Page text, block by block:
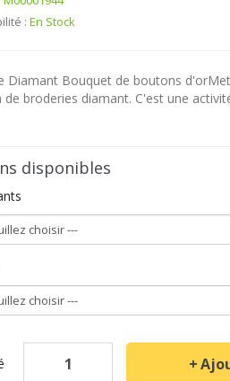
: En Stock
Diamant Bouquet de boutons
de broderies diamant. C'est une
disponibles